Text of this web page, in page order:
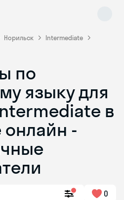
Норильск
Intermediate
по
языку для
в
-
0